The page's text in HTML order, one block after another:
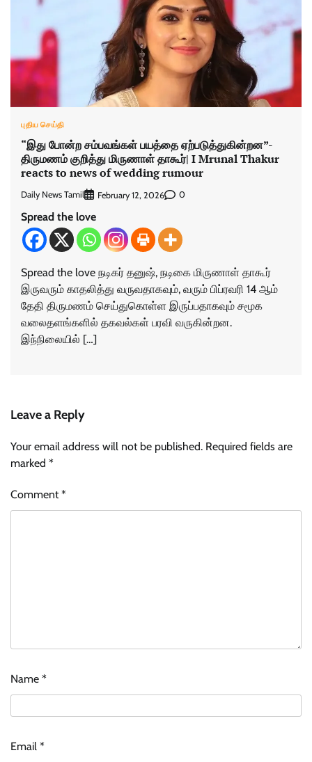
புதிய செய்தி
“இது போன்ற சம்பவங்கள் பயத்தை ஏற்படுத்துகின்றன”-
திருமணம் குறித்து மிருணாள் தாகூர்| I Mrunal Thakur
reacts to news of wedding rumour
Daily News Tamil February 12, 2026 0
Spread the love
Spread the love நடிகர் தனுஷ், நடிகை மிருணாள் தாகூர்
இருவரும் காதலித்து வருவதாகவும், வரும் பிப்ரவரி 14 ஆம்
தேதி திருமணம் செய்துகொள்ள இருப்பதாகவும் சமூக
வலைதளங்களில் தகவல்கள் பரவி வருகின்றன.
இந்நிலையில் […]
Leave a Reply
Your email address will not be published. Required fields are
marked *
Comment*
Name *
Email *